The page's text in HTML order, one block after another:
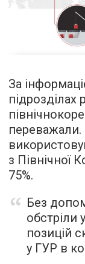
За
підрозділах
переважали.
з Північної
75%.
Без
обстріли
позицій
у ГУР в